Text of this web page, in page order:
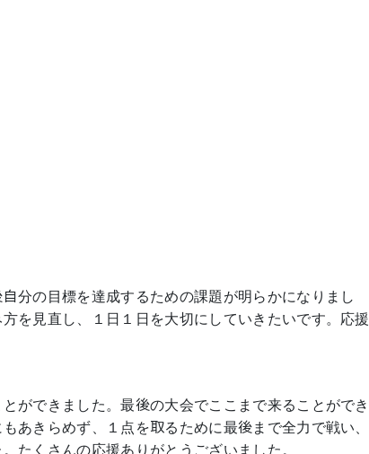
分の目標を達成するための課題が明らかになりまし
を見直し、１日１日を大切にしていきたいです。応援
ができました。最後の大会でここまで来ることができ
あきらめず、１点を取るために最後まで全力で戦い、
たくさんの応援ありがとうございました。